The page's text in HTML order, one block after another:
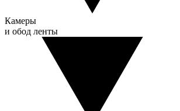
Камеры
и обод ленты